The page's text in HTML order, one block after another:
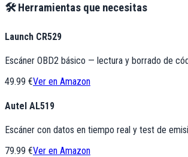
🛠️ Herramientas que necesitas
Launch CR529
Escáner OBD2 básico — lectura y borrado de
49.99 €Ver en Amazon
Autel AL519
Escáner con datos en tiempo real y test de
79.99 €Ver en Amazon